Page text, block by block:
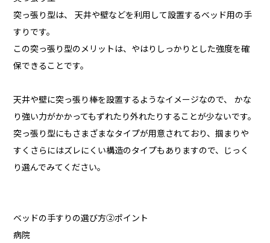
突っ張り型は、 天井や壁などを利用して設置するベッド用の手
すりです。
この突っ張り型のメリットは、やはりしっかりとした強度を確
保できることです。
天井や壁に突っ張り棒を設置するようなイメージなので、 かな
り強い力がかかってもずれたり外れたりすることが少ないです。
突っ張り型にもさまざまなタイプが用意されており、掴まりや
すくさらにはズレにくい構造のタイプもありますので、じっく
り選んでみてください。
ベッドの手すりの選び方②ポイント
病院